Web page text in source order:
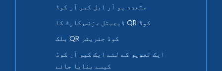
متعدد یو آر ایل کیو آر کوڈ
ڈیجیٹل بزنس کارڈ کا QR کوڈ
بلک QR کوڈ جنریٹر
ایک تصویر کے لئے ایک کیو آر کوڈ
کیسے بنایا جائے